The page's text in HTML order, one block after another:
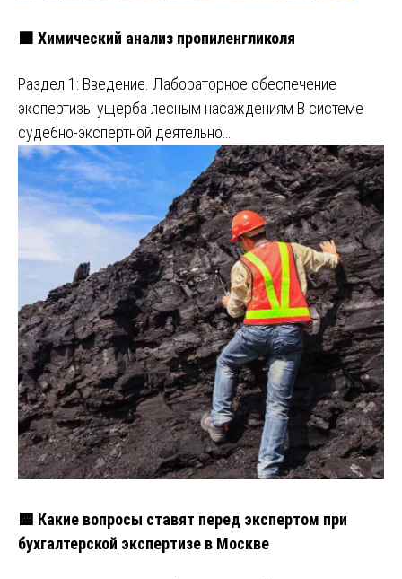
🟧 Химический анализ пропиленгликоля
Раздел 1: Введение. Лабораторное обеспечение
экспертизы ущерба лесным насаждениям В системе
судебно-экспертной деятельно…
🟨 Какие вопросы ставят перед экспертом при
бухгалтерской экспертизе в Москве